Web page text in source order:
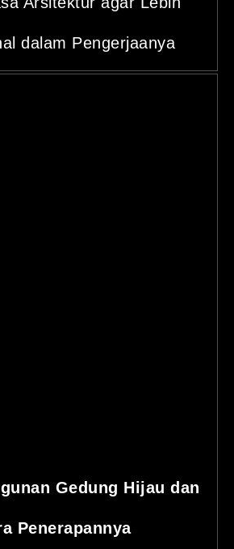
dalam Pengerjaanya
Gedung Hijau dan
Penerapannya